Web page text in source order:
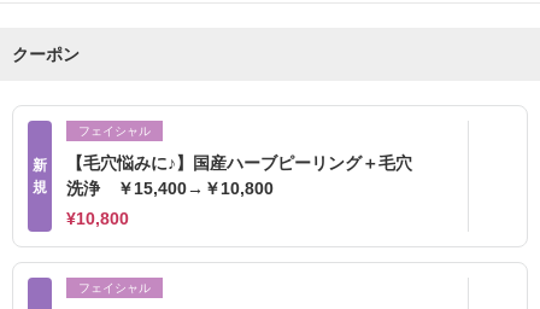
クーポン
新
規
フェイシャル
【毛穴悩みに♪】国産ハーブピーリング＋毛穴
洗浄 ￥15,400→￥10,800
¥10,800
フェイシャル